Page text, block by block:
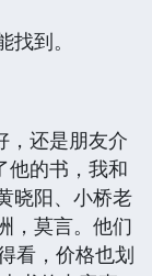
到。
，还是朋友介
他的书，我和
晓阳、小桥老
，莫言。他们
看，价格也划